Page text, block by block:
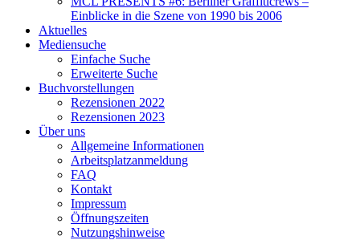
Einblicke in die Szene von 1990 bis 2006
Aktuelles
Mediensuche
Einfache Suche
Erweiterte Suche
Buchvorstellungen
Rezensionen 2022
Rezensionen 2023
Über uns
Allgemeine Informationen
Arbeitsplatzanmeldung
FAQ
Kontakt
Impressum
Öffnungszeiten
Nutzungshinweise